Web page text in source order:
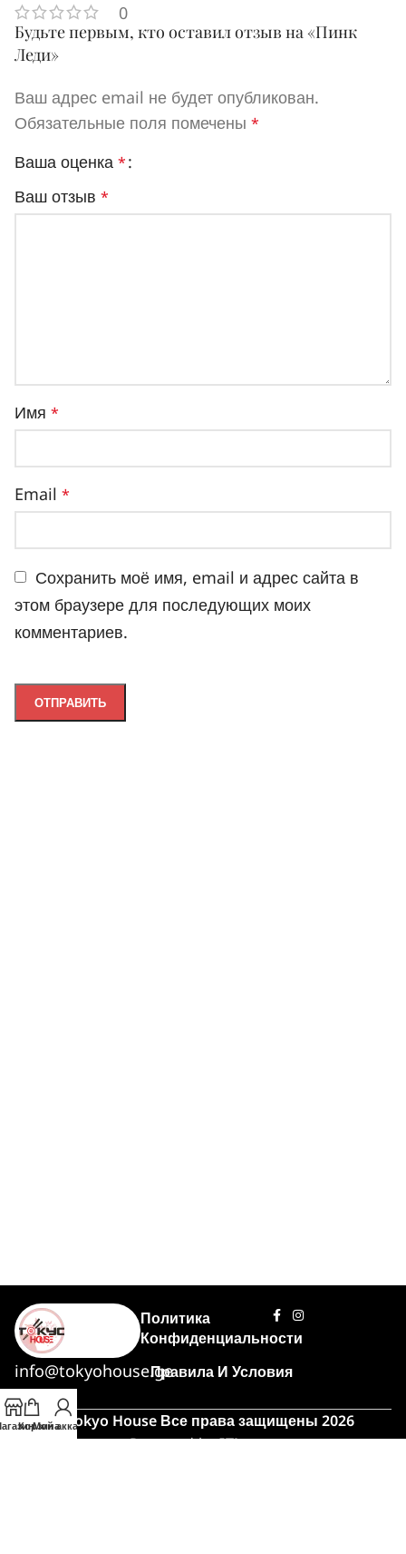
0
Будьте первым, кто оставил отзыв на «Пинк
Леди»
Ваш адрес email не будет опубликован.
Обязательные поля помечены *
Ваша оценка *
Ваш отзыв *
Имя *
Email *
Сохранить моё имя, email и адрес сайта в
этом браузере для последующих моих
комментариев.
info@tokyohouse.ge
Политика
Конфиденциальности
Правила И Условия
© Tokyo House Все права защищены 2026
Powered byITLover
Корзина
Мой аккаунт